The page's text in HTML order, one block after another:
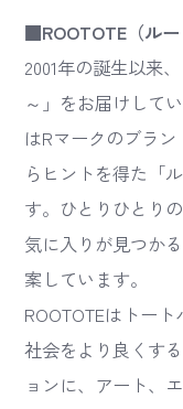
■ROOTOTE（ル
2001年の誕生以来
～」をお届けして
はRマークのブラ
らヒントを得た「
す。ひとりひとり
気に入りが見つか
案しています。
ROOTOTEはトー
社会をより良くす
ョンに、アート、